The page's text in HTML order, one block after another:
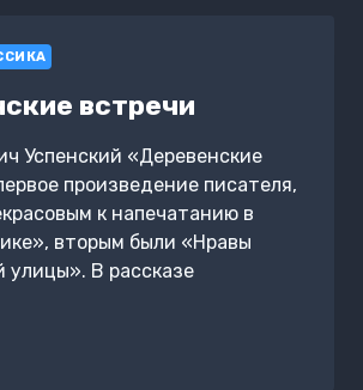
встречи
Успенский «Деревенские
произведение писателя,
к напечатанию в
вторым были «Нравы
улицы». В рассказе